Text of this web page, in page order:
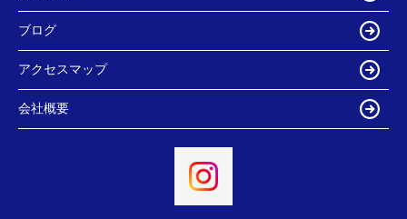
ブログ
アクセスマップ
会社概要